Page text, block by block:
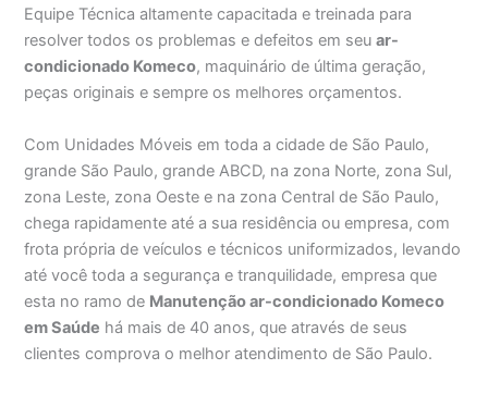
Equipe Técnica altamente capacitada e treinada para
resolver todos os problemas e defeitos em seuar-
condicionado Komeco, maquinário de última geração,
peças originais e sempre os melhores orçamentos.
Com Unidades Móveis em toda a cidade de São Paulo,
grande São Paulo, grande ABCD, na zona Norte, zona Sul,
zona Leste, zona Oeste e na zona Central de São Paulo,
chega rapidamente até a sua residência ou empresa, com
frota própria de veículos e técnicos uniformizados, levando
até você toda a segurança e tranquilidade, empresa que
esta no ramo de Manutenção ar-condicionado Komeco
em Saúde há mais de 40 anos, que através de seus
clientes comprova o melhor atendimento de São Paulo.